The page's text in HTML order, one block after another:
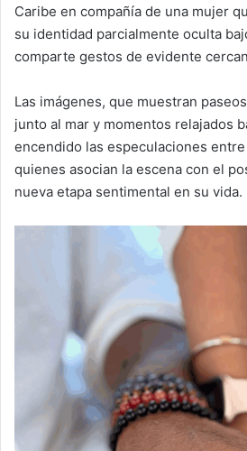
Caribe en compañía de una mujer
su identidad parcialmente oculta
comparte gestos de evidente
Las imágenes, que muestran
junto al mar y momentos relajados
encendido las especulaciones
quienes asocian la escena con el
nueva etapa sentimental en su vida.